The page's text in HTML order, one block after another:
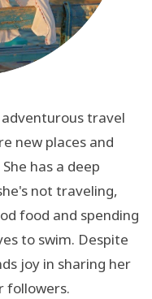
travel
new places and
has a deep
not traveling,
food and spending
to swim. Despite
joy in sharing her
followers.